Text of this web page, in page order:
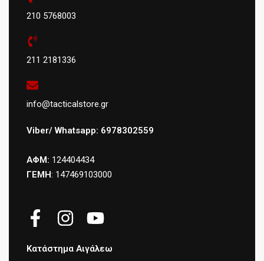
210 5768003
211 2181336
info@tacticalstore.gr
Viber/ Whatsapp: 6978302559
ΑΦΜ: 124404434
ΓΕΜΗ: 147469103000
Κατάστημα Αιγάλεω